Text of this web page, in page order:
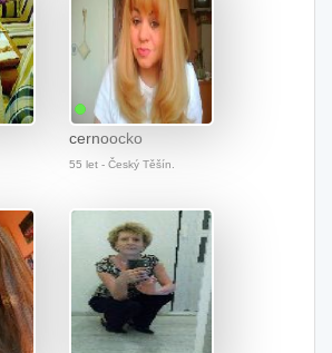
cernoocko
55 let - Český Těšín.